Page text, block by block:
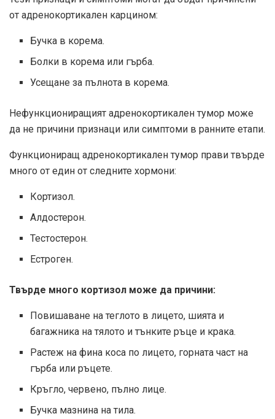
от адренокортикален карцином:
Бучка в корема.
Болки в корема или гърба.
Усещане за пълнота в корема.
Нефункциониращият адренокортикален тумор може
да не причини признаци или симптоми в ранните етапи.
Функциониращ адренокортикален тумор прави твърде
много от един от следните хормони:
Кортизол.
Алдостерон.
Тестостерон.
Естроген.
Твърде много кортизол може да причини:
Повишаване на теглото в лицето, шията и
багажника на тялото и тънките ръце и крака.
Растеж на фина коса по лицето, горната част на
гърба или ръцете.
Кръгло, червено, пълно лице.
Бучка мазнина на тила.